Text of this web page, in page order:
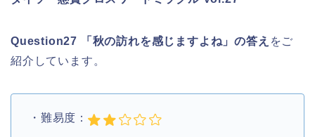
Question27 「秋の訪れを感じますよね」の答え をご
紹介しています。
・難易度：